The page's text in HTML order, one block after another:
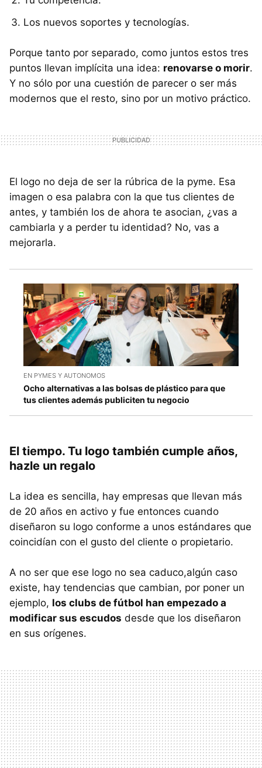
Los nuevos soportes y tecnologías.
Porque tanto por separado, como juntos estos tres
puntos llevan implícita una idea: renovarse o morir.
Y no sólo por una cuestión de parecer o ser más
modernos que el resto, sino por un motivo práctico.
El logo no deja de ser la rúbrica de la pyme. Esa
imagen o esa palabra con la que tus clientes de
antes, y también los de ahora te asocian, ¿vas a
cambiarla y a perder tu identidad? No, vas a
mejorarla.
EN PYMES Y AUTONOMOS
Ocho alternativas a las bolsas de plástico para que
tus clientes además publiciten tu negocio
El tiempo. Tu logo también cumple años,
hazle un regalo
La idea es sencilla, hay empresas que llevan más
de 20 años en activo y fue entonces cuando
diseñaron su logo conforme a unos estándares que
coincidían con el gusto del cliente o propietario.
A no ser que ese logo no sea caduco,algún caso
existe, hay tendencias que cambian, por poner un
ejemplo, los clubs de fútbol han empezado a
modificar sus escudos desde que los diseñaron
en sus orígenes.